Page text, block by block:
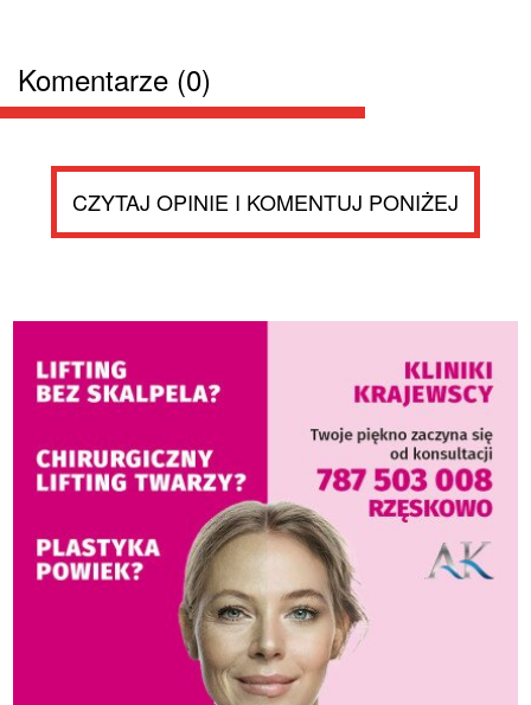
Komentarze (0)
CZYTAJ OPINIE I KOMENTUJ PONIŻEJ